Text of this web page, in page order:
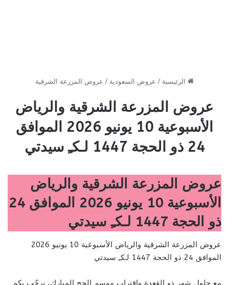
الرئيسية / عروض السعودية / عروض المزرعة الشرقية
عروض المزرعة الشرقية والرياض
الأسبوعية 10 يونيو 2026 الموافق
24 ذو الحجة 1447 لـكـِ سيدتي
عروض المزرعة الشرقية والرياض
الأسبوعية 10 يونيو 2026 الموافق 24
ذو الحجة 1447 لـكـِ سيدتي
عروض المزرعة الشرقية والرياض الأسبوعية 10 يونيو 2026
الموافق 24 ذو الحجة 1447 لـكـِ سيدتي
مع حلول شهر ذو القعدة واقتراب موسم الحج المبارك، نرحّب بكم